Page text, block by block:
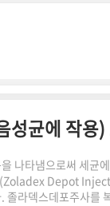
균에 작용
나타냄으로써 세균
Depot
졸라덱스데포주사를